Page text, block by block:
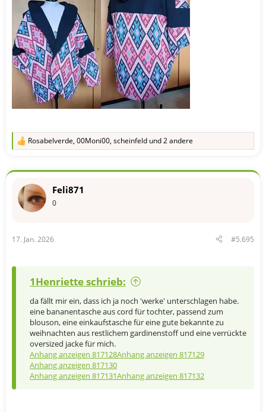
R
k
o
:
Rosabelverde, 00Moni00, scheinfeld und 2 andere
Feli871
0
17. Jan. 2026 #5.695
1Henriette schrieb:
da fällt mir ein, dass ich ja noch 'werke' unterschlagen habe.
eine bananentasche aus cord für tochter, passend zum
blouson, eine einkaufstasche für eine gute bekannte zu
weihnachten aus restlichem gardinenstoff und eine verrückte
oversized jacke für mich.
Anhang anzeigen 817128Anhang anzeigen 817129
Anhang anzeigen 817130
Anhang anzeigen 817131Anhang anzeigen 817132